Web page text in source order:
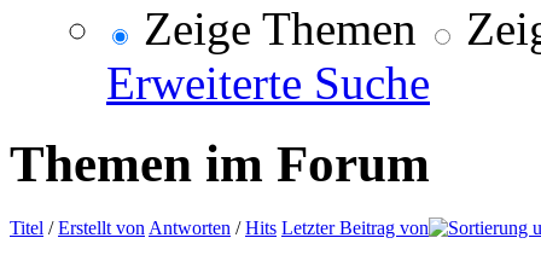
Zeige Themen
Erweiterte Suche
Themen im Forum
Titel /Erstellt von Antworten /Hits Letzter Beitrag von